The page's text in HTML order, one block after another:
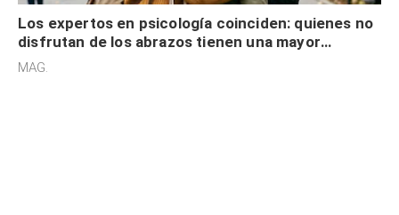
Los expertos en psicología coinciden: quienes no
disfrutan de los abrazos tienen una mayor
sensibilidad a los estímulos físicos y no es por
MAG.